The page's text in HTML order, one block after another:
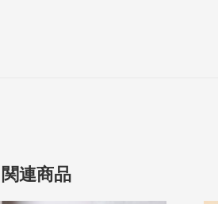
関連商品